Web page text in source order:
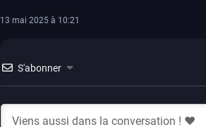
13 mai 2025 à 10:21
S'abonner